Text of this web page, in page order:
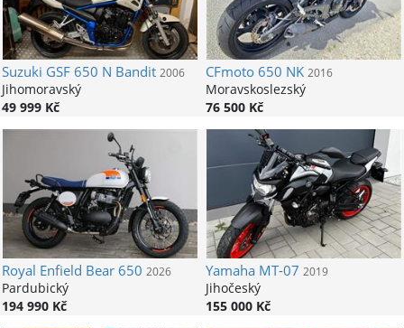
Suzuki GSF 650 N Bandit 2006
Jihomoravský
49 999 Kč
CFmoto650 NK 2016
Moravskoslezský
76 500 Kč
Royal Enfield Bear 650 2026
Pardubický
194 990 Kč
YamahaMT-07 2019
Jihočeský
155 000 Kč